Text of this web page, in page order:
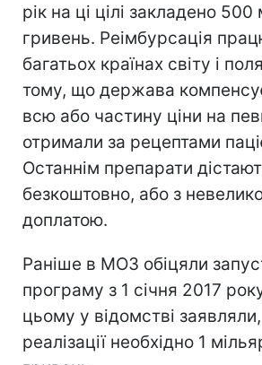
рік на ці цілі закладено 500
гривень. Реімбурсація
багатьох країнах світу і
тому, що держава
всю або частину ціни на
отримали за рецептами
Останнім препарати
безкоштовно, або з
доплатою.
Раніше в МОЗ обіцяли
програму з 1 січня 2017
цьому у відомстві
реалізації необхідно 1